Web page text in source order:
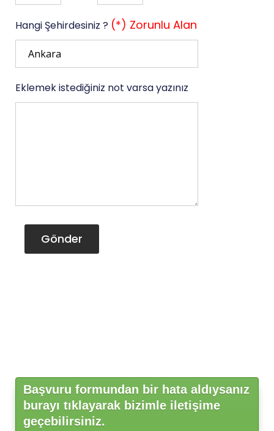
Hangi Şehirdesiniz ? (*) Zorunlu Alan
Eklemek istediğiniz not varsa yazınız
Gönder
Başvuru formundan bir hata aldıysanız
burayı tıklayarak bizimle iletişime
geçebilirsiniz.